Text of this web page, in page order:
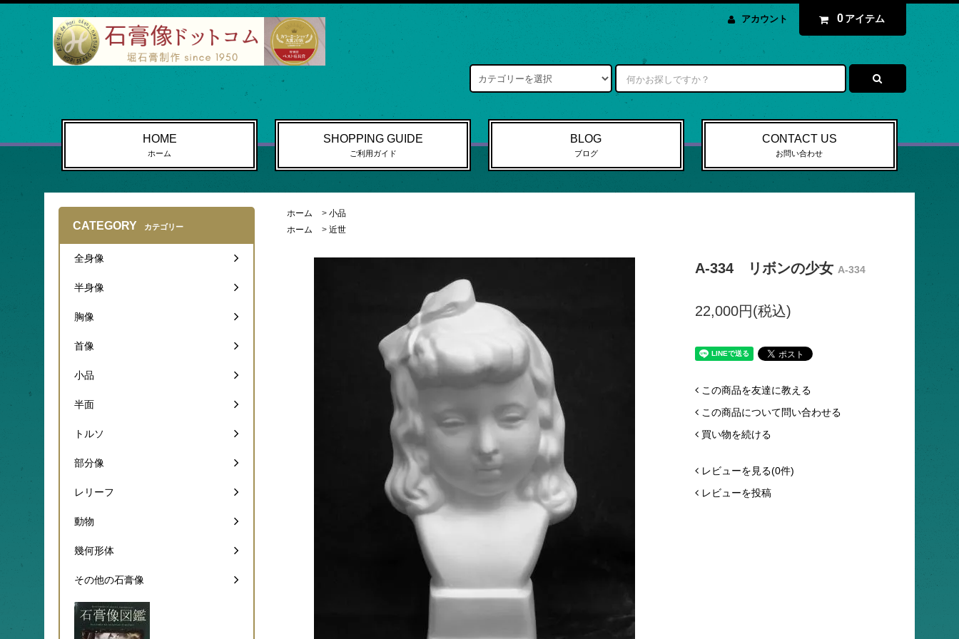
アカウント 0 アイテム
HOME
ホーム
SHOPPING GUIDE
ご利用ガイド
BLOG
ブログ
CONTACT US
お問い合わせ
ホーム > 小品
ホーム
> 近世
A-334 リボンの少女 A-334
22,000円(税込)
この商品を友達に教える
この商品について問い合わせる
買い物を続ける
レビューを見る(0件)
レビューを投稿
CATEGORY カテゴリー
全身像
半身像
胸像
首像
小品
半面
トルソ
部分像
レリーフ
動物
幾何形体
その他の石膏像